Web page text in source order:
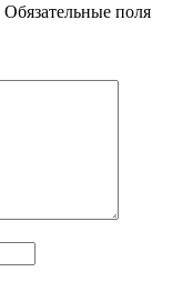
Обязательные поля